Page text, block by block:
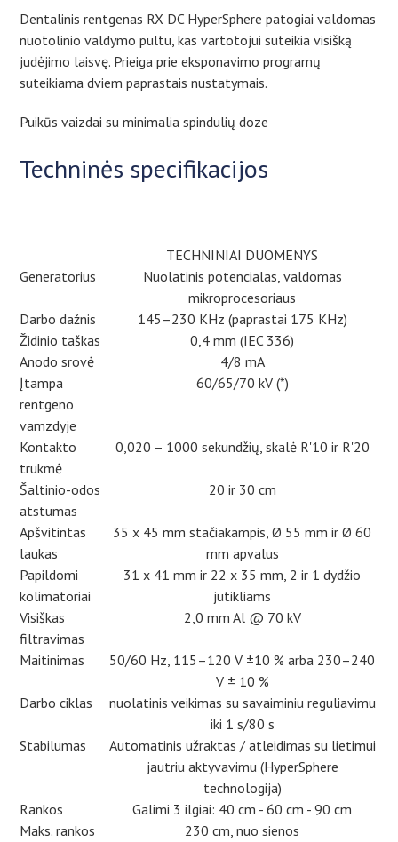
Dentalinis rentgenas RX DC HyperSphere patogiai valdomas
nuotolinio valdymo pultu, kas vartotojui suteikia visišką
judėjimo laisvę. Prieiga prie eksponavimo programų
suteikiama dviem paprastais nustatymais.
Puikūs vaizdai su minimalia spindulių doze
Techninės specifikacijos
TECHNINIAI DUOMENYS
Generatorius
Nuolatinis potencialas, valdomas
mikroprocesoriaus
Darbo dažnis
145–230 KHz (paprastai 175 KHz)
Židinio taškas
0,4 mm (IEC 336)
Anodo srovė
4/8 mA
Įtampa
rentgeno
vamzdyje
60/65/70 kV (*)
Kontakto
trukmė
0,020 – 1000 sekundžių, skalė R'10 ir R'20
Šaltinio-odos
atstumas
20 ir 30 cm
Apšvitintas
laukas
35 x 45 mm stačiakampis, Ø 55 mm ir Ø 60
mm apvalus
Papildomi
kolimatoriai
31 x 41 mm ir 22 x 35 mm, 2 ir 1 dydžio
jutikliams
Visiškas
filtravimas
2,0 mm Al @ 70 kV
Maitinimas
50/60 Hz, 115–120 V ±10 % arba 230–240
V ± 10 %
Darbo ciklas
nuolatinis veikimas su savaiminiu reguliavimu
iki 1 s/80 s
Stabilumas
Automatinis užraktas / atleidimas su lietimui
jautriu aktyvavimu (HyperSphere
technologija)
Rankos
Galimi 3 ilgiai: 40 cm - 60 cm - 90 cm
Maks. rankos
230 cm, nuo sienos